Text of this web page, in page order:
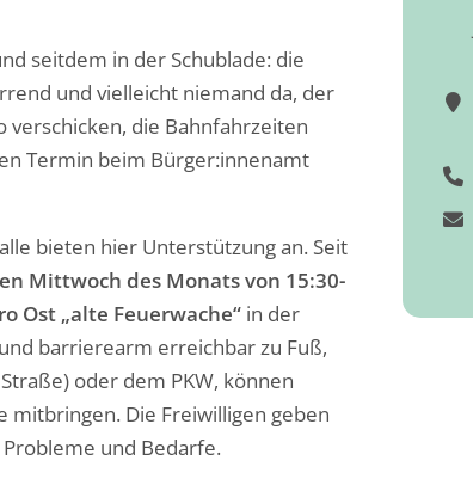
seitdem in der Schublade: die
und vielleicht niemand da, der
verschicken, die Bahnfahrzeiten
Termin beim Bürger:innenamt
bieten hier Unterstützung an. Seit
Mittwoch des Monats von 15:30-
Ost „alte Feuerwache“ in der
barrierearm erreichbar zu Fuß,
oder dem PKW, können
Die Freiwilligen geben
und Bedarfe.